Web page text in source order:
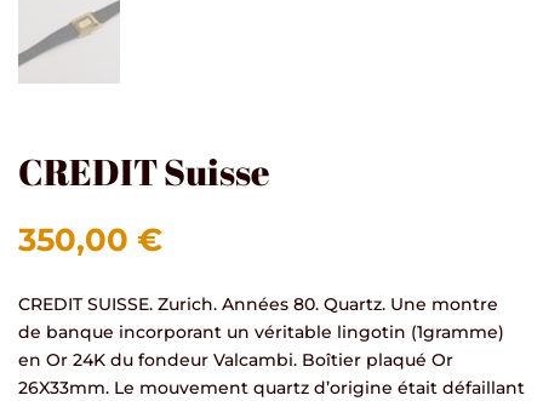
CREDIT Suisse
350,00 €
CREDIT SUISSE. Zurich. Années 80. Quartz. Une montre
de banque incorporant un véritable lingotin (1gramme)
en Or 24K du fondeur Valcambi. Boîtier plaqué Or
26X33mm. Le mouvement quartz d’origine était défaillant